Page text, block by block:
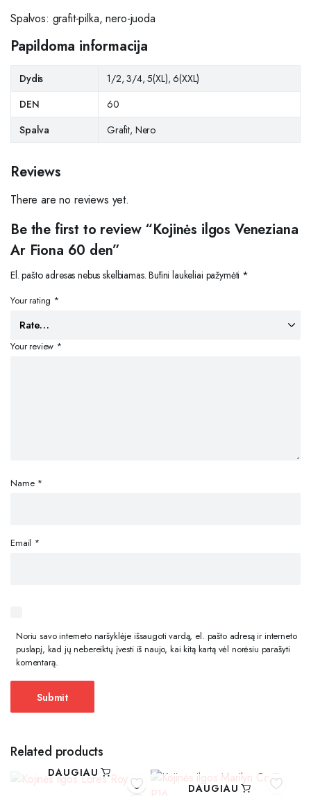
Spalvos: grafit-pilka, nero-juoda
Papildoma informacija
Dydis
1/2, 3/4, 5(XL), 6(XXL)
DEN
60
Spalva
Grafit, Nero
Reviews
There are no reviews yet.
Be the first to review “Kojinės ilgos Veneziana
Ar Fiona 60 den”
El. pašto adresas nebus skelbiamas. Būtini laukeliai pažymėti *
Your rating *
Your review *
Name *
Email *
Noriu savo interneto naršyklėje išsaugoti vardą, el. pašto adresą ir interneto
puslapį, kad jų nebereiktų įvesti iš naujo, kai kitą kartą vėl norėsiu parašyti
komentarą.
Related products
DAUGIAU
DAUGIAU